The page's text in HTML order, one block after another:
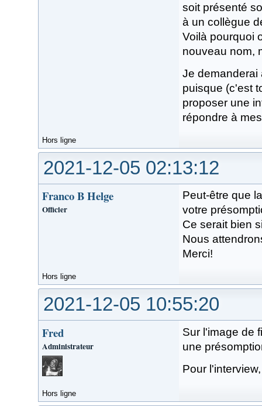
soit présenté
à un collègue
Voilà pourquoi
nouveau nom,
Je demanderai
puisque (c'est
proposer une
répondre à
Hors ligne
2021-12-05 02:13:12
Franco B Helge
Officier
Peut-être que
votre
Ce serait bien
Nous
Merci!
Hors ligne
2021-12-05 10:55:20
Fred
Administrateur
Sur l'image de
une
Pour
Hors ligne